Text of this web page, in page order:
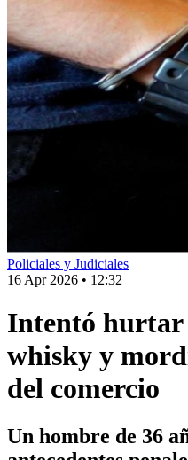
Policiales y Judiciales
16 Apr 2026 • 12:32
Intentó hurtar
whisky y
del comercio
Un hombre de 36